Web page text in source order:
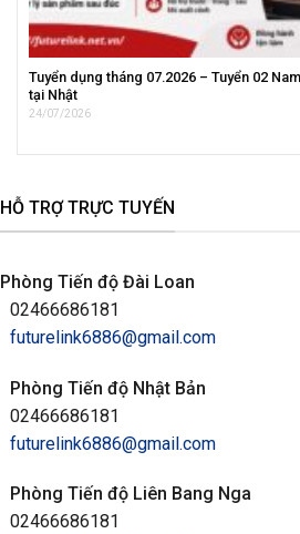
Tuyển dụng tháng 07.2026 – Tuyển 02
tại Nhật
24/07/2026
HỖ TRỢ TRỰC TUYẾN
Phòng Tiến độ Đài Loan
02466686181
futurelink6886@gmail.com
Phòng Tiến độ Nhật Bản
02466686181
futurelink6886@gmail.com
Phòng Tiến độ Liên Bang Nga
02466686181